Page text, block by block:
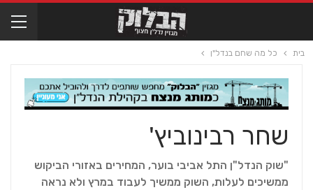
בית כל מה שחם בנדל"ן
שחר רבינוביץ'
"שוק הנדל"ן התל אביבי בוער, המחירים באזורי הביקוש
ממשיכים לעלות, השוק ממשיך לעבוד במרץ ולא נראה